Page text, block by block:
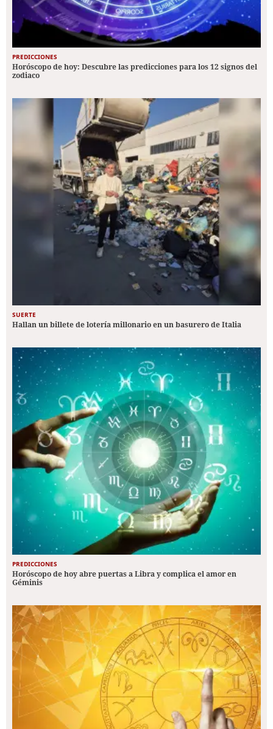
PREDICCIONES
Horóscopo de hoy: Descubre las predicciones para los 12 signos del
zodiaco
SUERTE
Hallan un billete de lotería millonario en un basurero de Italia
PREDICCIONES
Horóscopo de hoy abre puertas a Libra y complica el amor en
Géminis